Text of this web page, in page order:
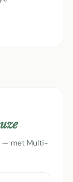
— met Multi-